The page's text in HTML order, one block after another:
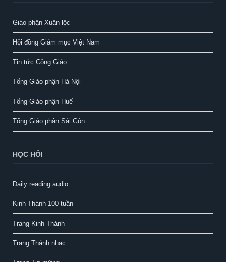
Giáo phận Xuân lộc
Hội đồng Giám mục Việt Nam
Tin tức Công Giáo
Tổng Giáo phận Hà Nội
Tổng Giáo phận Huế
Tổng Giáo phận Sài Gòn
HỌC HỎI
Daily reading audio
Kinh Thánh 100 tuần
Trang Kinh Thánh
Trang Thánh nhạc